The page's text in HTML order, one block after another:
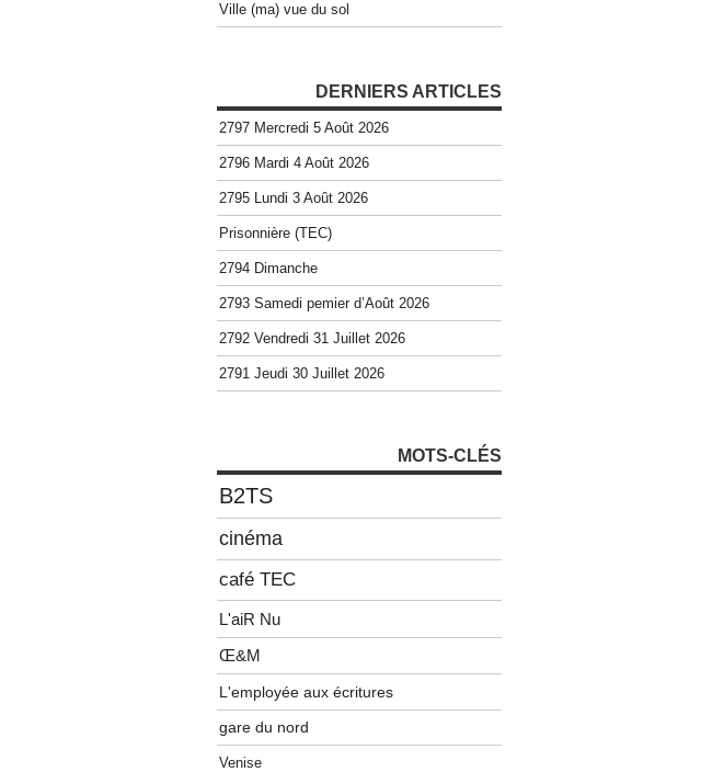
Ville (ma) vue du sol
DERNIERS ARTICLES
2797 Mercredi 5 Août 2026
2796 Mardi 4 Août 2026
2795 Lundi 3 Août 2026
Prisonnière (TEC)
2794 Dimanche
2793 Samedi pemier d’Août 2026
2792 Vendredi 31 Juillet 2026
2791 Jeudi 30 Juillet 2026
MOTS-CLÉS
B2TS
cinéma
café TEC
L'aiR Nu
Œ&M
L'employée aux écritures
gare du nord
Venise